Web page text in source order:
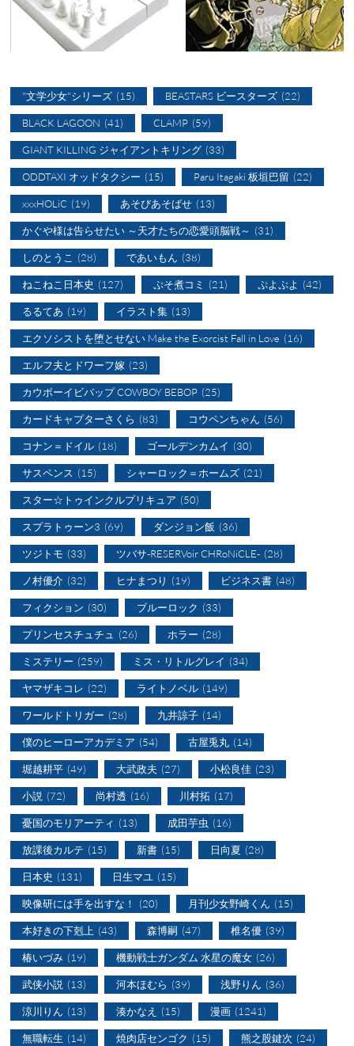
"文学少女"シリーズ (15) BEASTARS ビースターズ (22)
BLACK LAGOON (41) CLAMP (59)
GIANT KILLING ジャイアントキリング (33)
ODDTAXI オッドタクシー (15) Paru Itagaki 板垣巴留 (22)
xxxHOLiC (19) あそびあそばせ (13)
かぐや様は告らせたい ～天才たちの恋愛頭脳戦～ (31)
しのとうこ (28) であいもん (38)
ねこねこ日本史 (127) ぷそ煮コミ (21) ぷよぷよ (42)
るるてあ (19) イラスト集 (13)
エクソシストを堕とせない Make the Exorcist Fall in Love (16)
エルフ夫とドワーフ嫁 (23)
カウボーイビバップ COWBOY BEBOP (25)
カードキャプターさくら (83) コウペンちゃん (56)
コナン＝ドイル (18) ゴールデンカムイ (30)
サスペンス (15) シャーロック＝ホームズ (21)
スター☆トゥインクルプリキュア (50)
スプラトゥーン3 (69) ダンジョン飯 (36)
ツジトモ (33) ツバサ-RESERVoir CHRoNiCLE- (28)
ノ村優介 (32) ヒナまつり (19) ビジネス書 (48)
フィクション (30) ブルーロック (33)
プリンセスチュチュ (26) ホラー (28)
ミステリー (259) ミス・リトルグレイ (34)
ヤマザキコレ (22) ライトノベル (149)
ワールドトリガー (28) 九井諒子 (14)
僕のヒーローアカデミア (54) 古屋兎丸 (14)
堀越耕平 (49) 大武政夫 (27) 小松良佳 (23)
小説 (72) 尚村透 (16) 川村拓 (17)
憂国のモリアーティ (13) 成田芋虫 (16)
放課後カルテ (15) 新書 (15) 日向夏 (28)
日本史 (131) 日生マユ (15)
映像研には手を出すな！ (20) 月刊少女野崎くん (15)
本好きの下剋上 (43) 森博嗣 (47) 椎名優 (39)
椿いづみ (19) 機動戦士ガンダム 水星の魔女 (26)
武侠小説 (13) 河本ほむら (39) 浅野りん (36)
涼川りん (13) 湊かなえ (15) 漫画 (1241)
無職転生 (14) 焼肉店センゴク (15) 熊之股鍵次 (24)